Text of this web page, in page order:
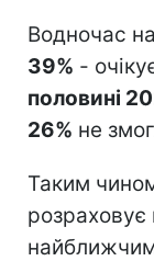
Водночас
39% -
половині
26% не
Таким
розраховує